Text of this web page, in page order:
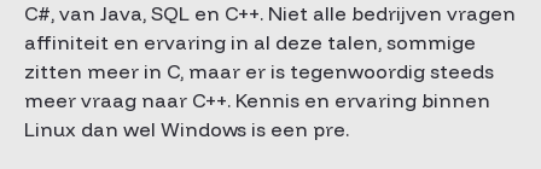
C#, van Java, SQL en C++. Niet alle bedrijven vragen
affiniteit en ervaring in al deze talen, sommige
zitten meer in C, maar er is tegenwoordig steeds
meer vraag naar C++. Kennis en ervaring binnen
Linux dan wel Windows is een pre.